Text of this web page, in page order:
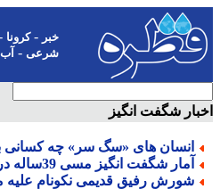
-کرونا-
شرعی-آب و
شگفت انگیز
انسان های «سگ سر» چه کسانی
آمار شگفت انگیز مسی 39ساله در سال 2026!
شورش رفیق قدیمی نکونام علیه